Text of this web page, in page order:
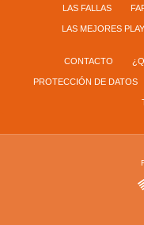
LAS FALLAS
LAS MEJORES
CONTACTO
PROTECCIÓN DE DATOS